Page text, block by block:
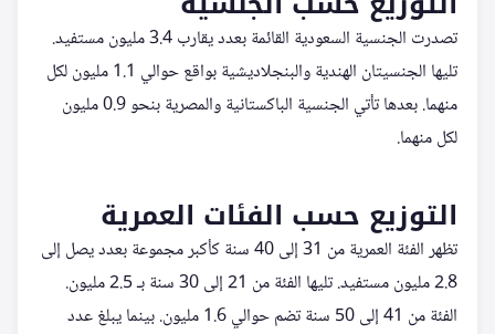
تصدرت الجنسية السعودية القائمة بعدد يقارب 3.4 مليون مستفيد.
تليها الجنسيتان الهندية والبنجلاديشية بواقع حوالي 1.1 مليون لكل
منهما. بعدها تأتي الجنسية الباكستانية والمصرية بنحو 0.9 مليون
لكل منهما.
التوزيع حسب الفئات العمرية
تظهر الفئة العمرية من 31 إلى 40 سنة كأكبر مجموعة بعدد يصل إلى
2.8 مليون مستفيد. تليها الفئة من 21 إلى 30 سنة بـ 2.5 مليون.
الفئة من 41 إلى 50 سنة تضم حوالي 1.6 مليون. بينما يبلغ عدد